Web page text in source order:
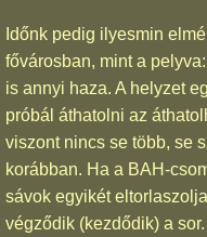
Időnk pedig ilyesmin
fővárosban, mint a
is annyi haza. A helyzet
próbál áthatolni az
viszont nincs se több, se
korábban. Ha a BAH-
sávok egyikét
végződik (kezdődik) a